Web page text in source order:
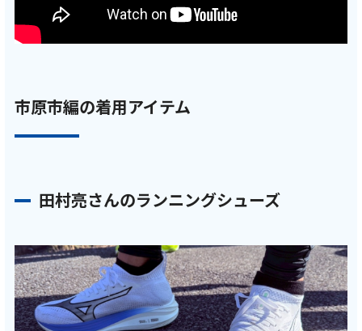
市原市編の着用アイテム
田村亮さんのランニングシューズ